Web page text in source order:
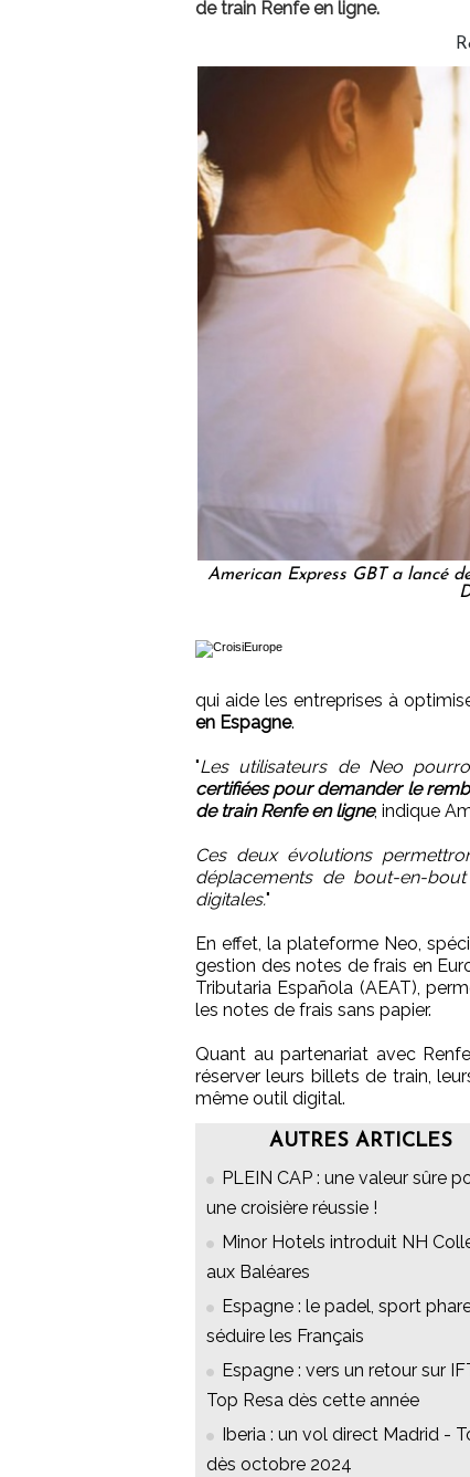
de train Renfe en ligne.
American Express GBT a lancé
qui aide les entreprises à
en Espagne.
"Les utilisateurs de Neo
certifiées pour demander le
de train Renfe en ligne, indique
Ces deux évolutions
déplacements de bout-en-
digitales."
En effet, la plateforme Neo,
gestion des notes de frais en
Tributaria Española (AEAT),
les notes de frais sans papier.
Quant au partenariat avec
réserver leurs billets de train,
même outil digital.
AUTRES ARTICLES
PLEIN CAP : une valeur sûre
une croisière réussie !
Minor Hotels introduit NH
aux Baléares
Espagne : le padel, sport
séduire les Français
Espagne : vers un retour sur
Top Resa dès cette année
Iberia : un vol direct Madrid -
dès octobre 2024